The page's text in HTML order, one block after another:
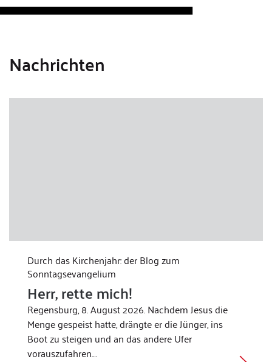
Nachrichten
Durch das Kirchenjahr: der Blog zum
Sonntagsevangelium
Herr, rette mich!
Regensburg, 8. August 2026. Nachdem Jesus die
Menge gespeist hatte, drängte er die Jünger, ins
Boot zu steigen und an das andere Ufer
vorauszufahren.…